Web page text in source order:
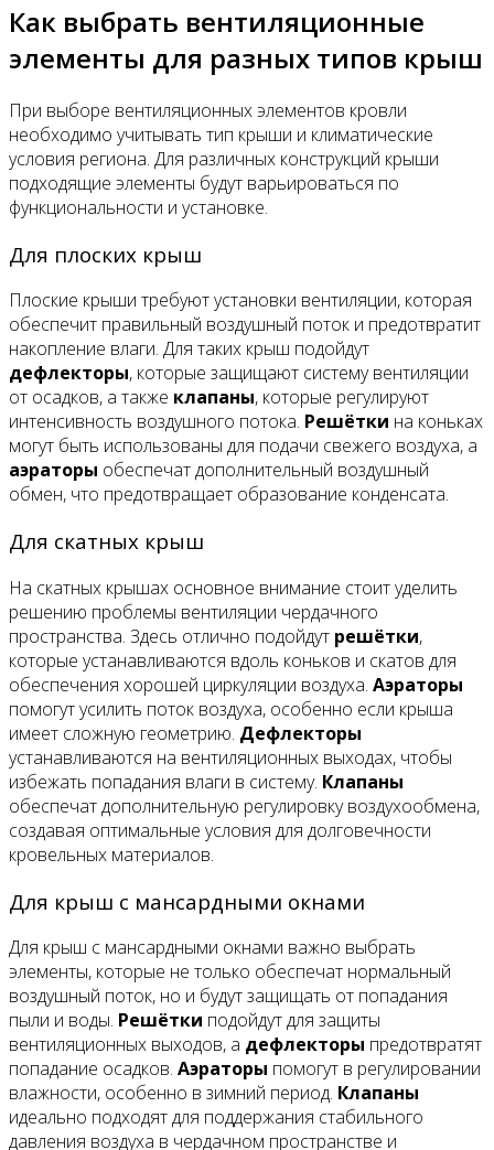
Как выбрать вентиляционные
элементы для разных типов крыш
При выборе вентиляционных элементов кровли
необходимо учитывать тип крыши и климатические
условия региона. Для различных конструкций крыши
подходящие элементы будут варьироваться по
функциональности и установке.
Для плоских крыш
Плоские крыши требуют установки вентиляции, которая
обеспечит правильный воздушный поток и предотвратит
накопление влаги. Для таких крыш подойдут
дефлекторы, которые защищают систему вентиляции
от осадков, а также клапаны, которые регулируют
интенсивность воздушного потока. Решётки на коньках
могут быть использованы для подачи свежего воздуха, а
аэраторы обеспечат дополнительный воздушный
обмен, что предотвращает образование конденсата.
Для скатных крыш
На скатных крышах основное внимание стоит уделить
решению проблемы вентиляции чердачного
пространства. Здесь отлично подойдут решётки,
которые устанавливаются вдоль коньков и скатов для
обеспечения хорошей циркуляции воздуха. Аэраторы
помогут усилить поток воздуха, особенно если крыша
имеет сложную геометрию. Дефлекторы
устанавливаются на вентиляционных выходах, чтобы
избежать попадания влаги в систему. Клапаны
обеспечат дополнительную регулировку воздухообмена,
создавая оптимальные условия для долговечности
кровельных материалов.
Для крыш с мансардными окнами
Для крыш с мансардными окнами важно выбрать
элементы, которые не только обеспечат нормальный
воздушный поток, но и будут защищать от попадания
пыли и воды. Решётки подойдут для защиты
вентиляционных выходов, а дефлекторы предотвратят
попадание осадков. Аэраторы помогут в регулировании
влажности, особенно в зимний период. Клапаны
идеально подходят для поддержания стабильного
давления воздуха в чердачном пространстве и